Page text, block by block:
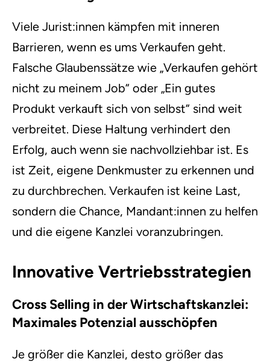
Viele Jurist:innen kämpfen mit inneren
Barrieren, wenn es ums Verkaufen geht.
Falsche Glaubenssätze wie „Verkaufen gehört
nicht zu meinem Job“ oder „Ein gutes
Produkt verkauft sich von selbst“ sind weit
verbreitet. Diese Haltung verhindert den
Erfolg, auch wenn sie nachvollziehbar ist. Es
ist Zeit, eigene Denkmuster zu erkennen und
zu durchbrechen. Verkaufen ist keine Last,
sondern die Chance, Mandant:innen zu helfen
und die eigene Kanzlei voranzubringen.
Innovative Vertriebsstrategien
Cross Selling in der Wirtschaftskanzlei:
Maximales Potenzial ausschöpfen
Je größer die Kanzlei, desto größer das